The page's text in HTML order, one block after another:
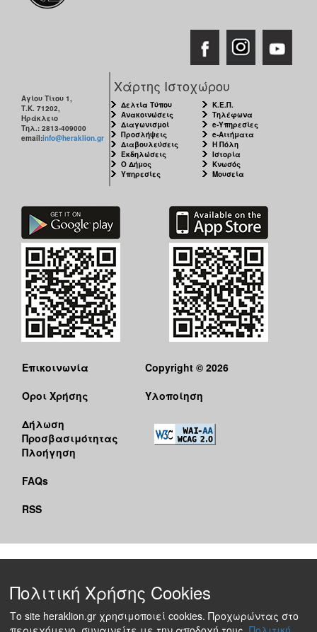
Αγίου Τίτου 1,
Τ.Κ. 71202,
Ηράκλειο
Τηλ.: 2813-409000
email:info@heraklion.gr
Χάρτης Ιστοχώρου
Δελτία Τύπου
Ανακοινώσεις
Διαγωνισμοί
Προσλήψεις
Διαβουλεύσεις
Εκδηλώσεις
Ο Δήμος
Υπηρεσίες
Κ.Ε.Π.
Τηλέφωνα
e-Υπηρεσίες
e-Αιτήματα
Η Πόλη
Ιστορία
Κνωσός
Μουσεία
Επικοινωνία
Όροι Χρήσης
Δήλωση
Προσβασιμότητας
Πλοήγηση
FAQs
RSS
Copyright © 2026
Υλοποίηση
Πολιτική Χρήσης Cookies
Το site heraklion.gr χρησιμοποιεί cookies. Προχωρώντας στο